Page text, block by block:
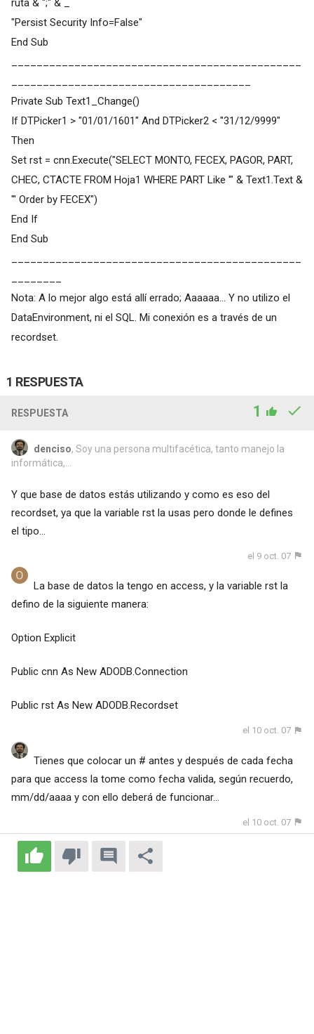
ruta & ";" & _
"Persist Security Info=False"
End Sub
Private Sub Text1_Change()
If DTPicker1 > "01/01/1601" And DTPicker2 < "31/12/9999"
Then
Set rst = cnn.Execute("SELECT MONTO, FECEX, PAGOR, PART,
CHEC, CTACTE FROM Hoja1 WHERE PART Like '" & Text1.Text &
"' Order by FECEX")
End If
End Sub
Nota: A lo mejor algo está allí errado; Aaaaaa... Y no utilizo el
DataEnvironment, ni el SQL. Mi conexión es a través de un
recordset.
1 RESPUESTA
RESPUESTA 1
denciso, Soy una persona multifacética, tanto manejo la
informática,...
Y que base de datos estás utilizando y como es eso del
recordset, ya que la variable rst la usas pero donde le defines
el tipo...
el 9 oct. 07
La base de datos la tengo en access, y la variable rst la
defino de la siguiente manera:
Option Explicit
Public cnn As New ADODB.Connection
Public rst As New ADODB.Recordset
el 10 oct. 07
Tienes que colocar un # antes y después de cada fecha
para que access la tome como fecha valida, según recuerdo,
mm/dd/aaaa y con ello deberá de funcionar...
el 10 oct. 07